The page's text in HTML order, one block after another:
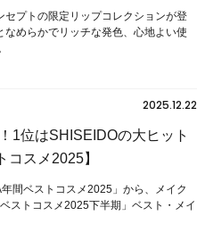
プトの限定リップコレクションが登
めらかでリッチな発色、心地よい使
2025.12.22
1位はSHISEIDOの大ヒット
スメ2025】
間ベストコスメ2025」から、メイク
ストコスメ2025下半期」ベスト・メイ